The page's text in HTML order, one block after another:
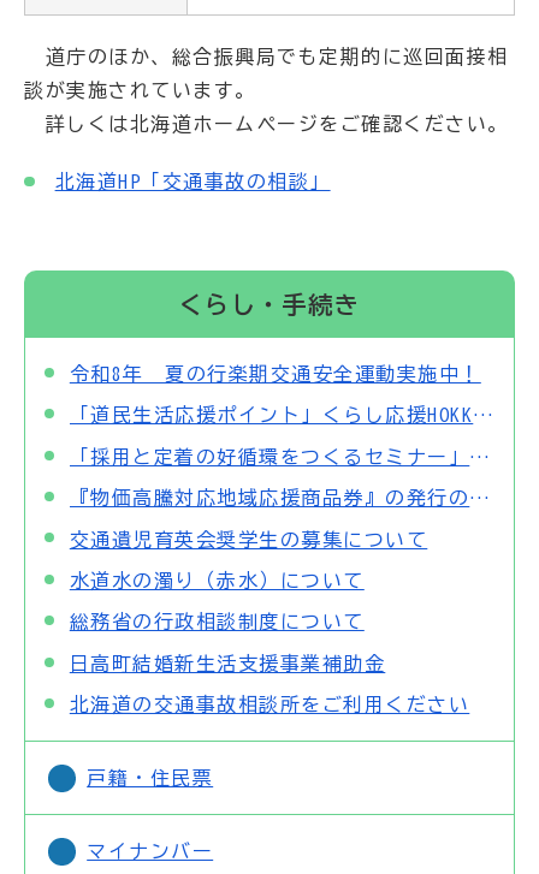
道庁のほか、総合振興局でも定期的に巡回面接相
談が実施されています。
詳しくは北海道ホームページをご確認ください。
北海道HP「交通事故の相談」
くらし・手続き
令和8年 夏の行楽期交通安全運動実施中！
「道民生活応援ポイント」くらし応援HOKKAIDOについて
「採用と定着の好循環をつくるセミナー」の開催等について
『物価高騰対応地域応援商品券』の発行のお知らせについて
交通遺児育英会奨学生の募集について
水道水の濁り（赤水）について
総務省の行政相談制度について
日高町結婚新生活支援事業補助金
北海道の交通事故相談所をご利用ください
戸籍・住民票
マイナンバー